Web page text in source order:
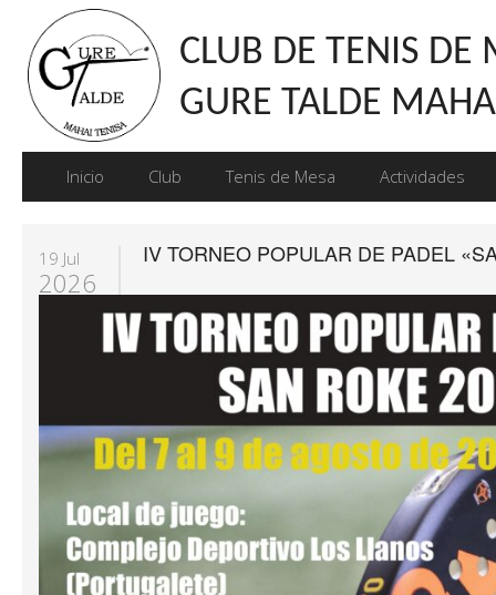
CLUB DE TENIS DE
GURE TALDE
Inicio Club Tenis de Mesa Actividades
19 Jul
2026
IV TORNEO POPULAR DE PADEL